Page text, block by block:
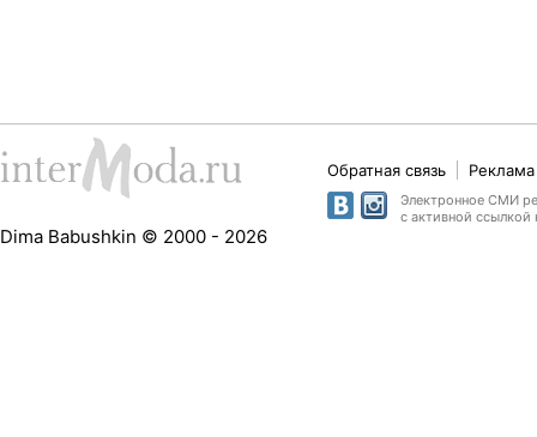
Dima Babushkin © 2000 - 2026
Обратная связь
Электронное СМИ
с активной ссылкой